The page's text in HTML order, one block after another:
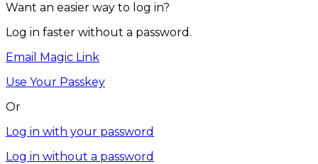
Want an easier way to log in?
Log in faster without a password.
Email Magic Link
Use Your Passkey
Or
Log in with your password
Log in without a password